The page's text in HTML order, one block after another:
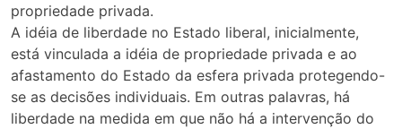
propriedade privada.
A idéia de liberdade no Estado liberal, inicialmente,
está vinculada a idéia de propriedade privada e ao
afastamento do Estado da esfera privada protegendo-
se as decisões individuais. Em outras palavras, há
liberdade na medida em que não há a intervenção do